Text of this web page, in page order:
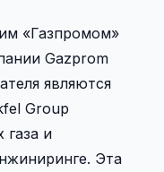
«Газпромом»
Gazprom
являются
Group
газа и
Эта